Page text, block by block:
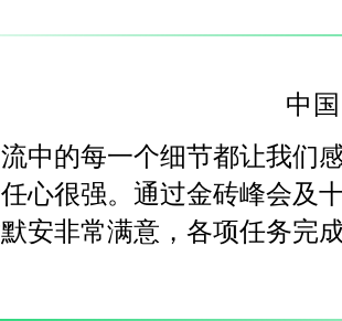
中
中的每一个细节都让我们
心很强。通过金砖峰会及
安非常满意，各项任务完